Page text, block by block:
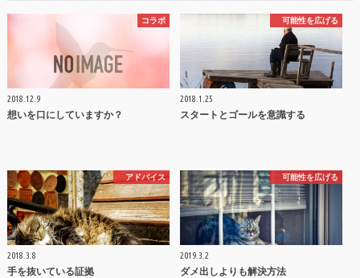
コラボ
2018.12.9
想いを口にしていますか？
可能性を広げる
2018.1.25
スタートとゴールを意識する
アドバイス
2018.3.8
手を抜いている証拠
可能性を広げる
2019.3.2
ダメ出しよりも解決方法